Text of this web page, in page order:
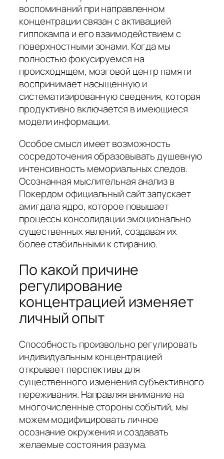
воспоминаний при направленном
концентрации связан с активацией
гиппокампа и его взаимодействием с
поверхностными зонами. Когда мы
полностью фокусируемся на
происходящем, мозговой центр памяти
воспринимает насыщенную и
систематизированную сведения, которая
продуктивно включается в имеющиеся
модели информации.
Особое смысл имеет возможность
сосредоточения образовывать душевную
интенсивность мемориальных следов.
Осознанная мыслительная анализ в
Покердом официальный сайт запускает
амигдала ядро, которое повышает
процессы консолидации эмоционально
существенных явлений, создавая их
более стабильными к стиранию.
По какой причине
регулирование
концентрацией изменяет
личный опыт
Способность произвольно регулировать
индивидуальным концентрацией
открывает перспективы для
существенного изменения субъективного
переживания. Направляя внимание на
многочисленные стороны событий, мы
можем модифицировать личное
осознание окружения и создавать
желаемые состояния разума.